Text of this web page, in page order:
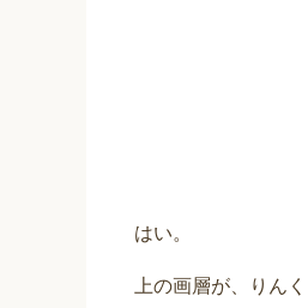
はい。
上の画層が、りん